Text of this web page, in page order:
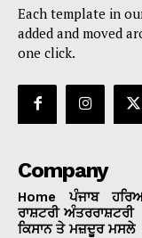
Each template in
added and moved
one click.
Company
Home ਪੰਜਾਬ
ਰਾਸ਼ਟਰੀ ਅੰਤਰਰਾਸ਼ਟਰੀ
ਕਿਸਾਨ ਤੇ ਮਜ਼ਦੂਰ ਮਸਲੇ